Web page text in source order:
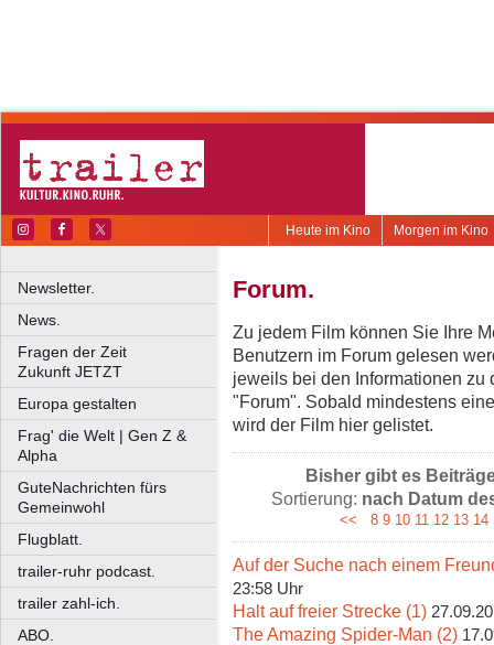
Morgen im Kino
Heute im Kino
Newsletter.
News.
Fragen der Zeit
Zukunft JETZT
Europa gestalten
Frag' die Welt | Gen Z &
Alpha
GuteNachrichten fürs
Gemeinwohl
Flugblatt.
trailer-ruhr podcast.
trailer zahl-ich.
ABO.
Forum.
Zu jedem Film können Sie Ihre
Benutzern im Forum gelesen
jeweils bei den Informationen zu
"Forum". Sobald mindestens
wird der Film hier gelistet.
Bisher gibt es
Sortierung: nach Datum
<< 8 9 10 11 12 13 14
Auf der Suche nach einem
23:58 Uhr
Halt auf freier Strecke (1)
The Amazing Spider-Man (2)